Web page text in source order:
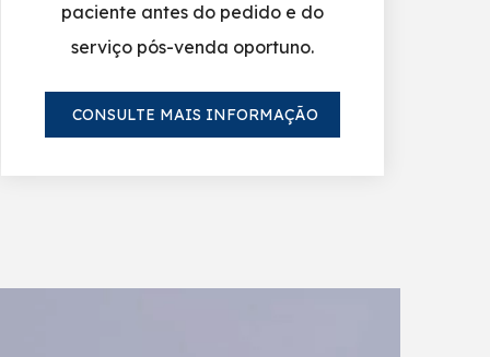
paciente antes do pedido e do
serviço pós-venda oportuno.
CONSULTE MAIS INFORMAÇÃO